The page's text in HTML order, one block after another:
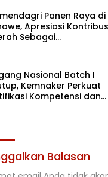
Panen Raya di
Apresiasi
Sebagai
Nasional Batch I
Kemnaker Perkuat
Kompetensi dan
Balasan